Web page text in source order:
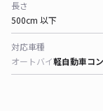
長さ
500cm 以下
対応車種
オートバイ軽自動車コ